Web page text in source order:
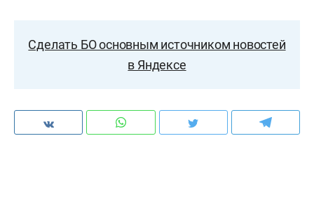
Сделать БО основным источником новостей
в Яндексе